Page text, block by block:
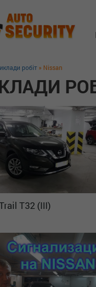
робіт » Nissan
T32 (III)